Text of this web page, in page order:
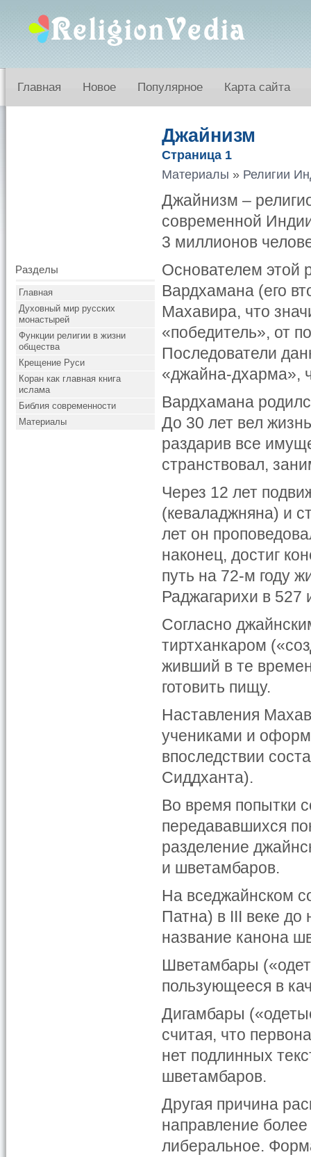
Главная Новое Популярное Карта сайта
Разделы
Главная
Духовный мир русских
монастырей
Функции религии в жизни
общества
Крещение Руси
Коран как главная книга
ислама
Библия современности
Материалы
Джайнизм
Страница 1
Материалы » Религии
Джайнизм –
современной
3 миллионов
Основателем этой
Вардхамана (его
Махавира, что
«победитель», от
Последователи
«джайна-дхарма»,
Вардхамана
До 30 лет вел
раздарив все
странствовал,
Через 12 лет
(кеваладжняна) и
лет он
наконец, достиг
путь на 72-м году
Раджагарихи в 527
Согласно
тиртханкаром
живший в те
готовить пищу.
Наставления
учениками и
впоследствии
Сиддханта).
Во время попытки
передававшихся
разделение
и шветамбаров.
На вседжайнском
Патна) в III веке до
название канона
Шветамбары
пользующееся в
Дигамбары
считая, что
нет подлинных
шветамбаров.
Другая причина
направление
либеральное.